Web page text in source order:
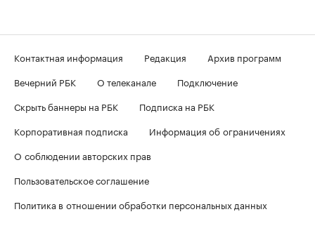
Контактная информация Редакция
Архив программ
Вечерний РБК
О телеканале
Подключение
Скрыть баннеры на РБК
Подписка на РБК
Корпоративная подписка
Информация об ограничениях
О соблюдении авторских прав
Пользовательское соглашение
Политика в отношении обработки персональных данных